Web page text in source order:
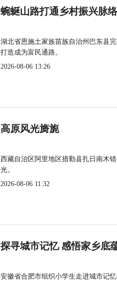
蜿蜒山路打通乡村振兴脉络
湖北省恩施土家族苗族自治州巴东县
打造成为富民通路。
2026-08-06 13:26
高原风光旖旎
西藏自治区阿里地区措勤县扎日南木
光。
2026-08-06 11:32
探寻城市记忆 感悟家乡底
安徽省合肥市组织小学生走进城市记